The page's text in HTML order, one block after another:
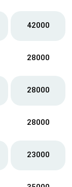
42000
28000
28000
28000
23000